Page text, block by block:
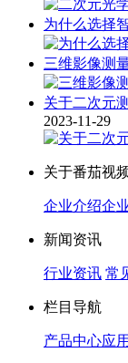
为什么选择智
三维影像测
关于二次元测
2023-11-29
关于番茄视
企业介绍企
新闻资讯
行业资讯 常
栏目导航
产品中心应